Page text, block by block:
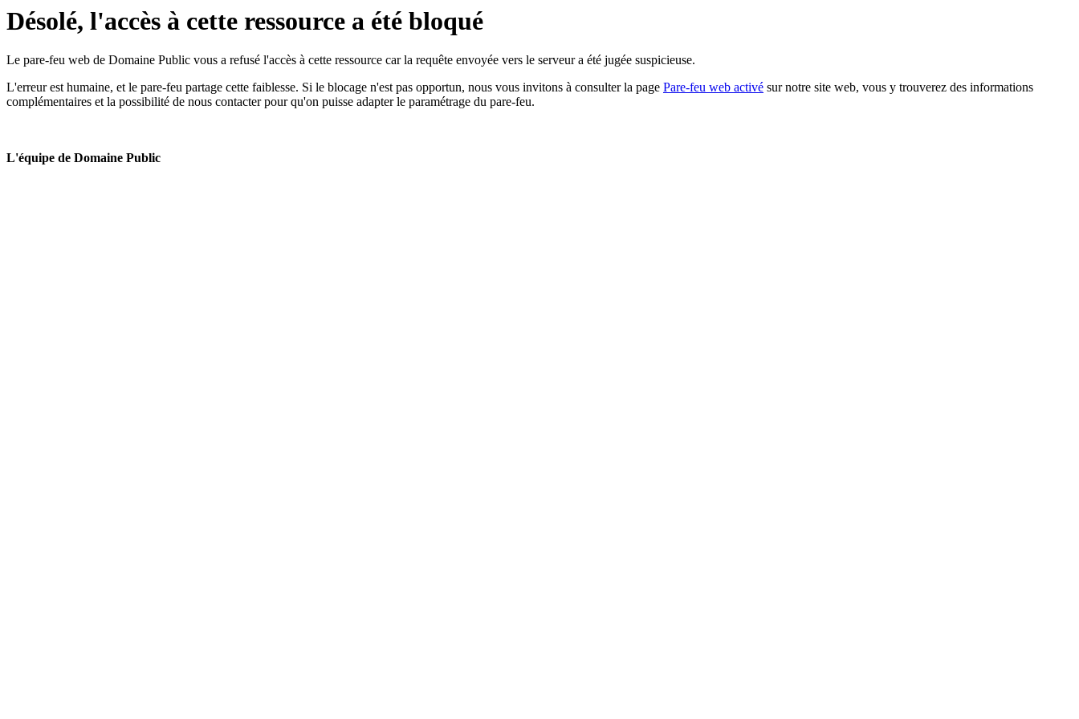
Désolé, l'accès à cette ressource a été bloqué
Le pare-feu web de Domaine Public vous a refusé l'accès à cette ressource car la requête envoyée vers le serveur a été jugée suspicieuse.
L'erreur est humaine, et le pare-feu partage cette faiblesse. Si le blocage n'est pas opportun, nous vous invitons à consulter la page Pare-feu web activé sur notre site web, vous y trouverez des informations
complémentaires et la possibilité de nous contacter pour qu'on puisse adapter le paramétrage du pare-feu.
L'équipe de Domaine Public